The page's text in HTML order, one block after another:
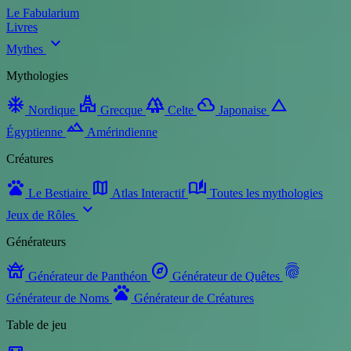
Le Fabularium
Livres
Mythes expand_more
Mythologies
ac_unit Nordique temple_hindu Grecque forest Celte filter_drama Japonaise change_history
Égyptienne landscape Amérindienne
Créatures
pets Le Bestiaire map Atlas Interactif auto_stories Toutes les mythologies
Jeux de Rôles expand_more
Générateurs
temple_buddhist Générateur de Panthéon explore Générateur de Quêtes fingerprint
Générateur de Noms pets Générateur de Créatures
Table de jeu